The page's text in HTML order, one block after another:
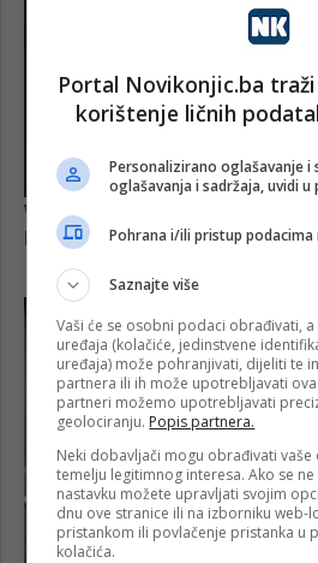
Portal Novikonjic.ba
korištenje ličnih
Personalizirano oglašavanje i
oglašavanja i sadržaja, uvidi
Pohrana i/ili pristup podacima
Saznajte više
Vaši će se osobni podaci obrađivati,
uređaja (kolačiće, jedinstvene
uređaja) može pohranjivati, dijeliti te
partnera ili ih može upotrebljavati
partneri možemo upotrebljavati
geolociranju. Popis partnera.
Neki dobavljači mogu obrađivati
temelju legitimnog interesa. Ako se ne
nastavku možete upravljati svojim
dnu ove stranice ili na izborniku web-
pristankom ili povlačenje pristanka u
kolačića.